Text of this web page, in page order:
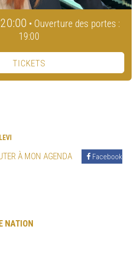
• Ouverture des portes :
19:00
TICKETS
À MON AGENDA Facebook
NATION